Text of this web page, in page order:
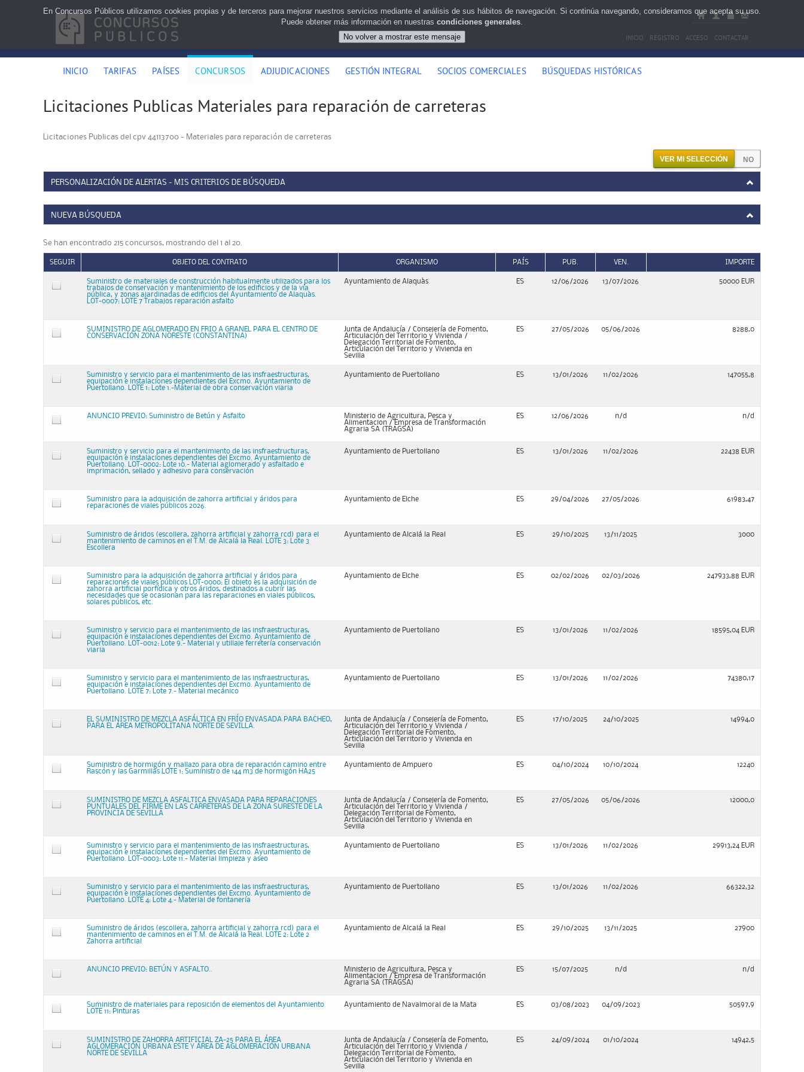
INICIO REGISTRO ACCESO CONTACTAR
INICIO TARIFAS PAÍSES CONCURSOS ADJUDICACIONES GESTIÓN INTEGRAL SOCIOS COMERCIALES BÚSQUEDAS HISTÓRICAS
Licitaciones Publicas Materiales para reparación de carreteras
Licitaciones Publicas del cpv 44113700 - Materiales para reparación de carreteras
VER MI SELECCIÓN
PERSONALIZACIÓN DE ALERTAS - MIS CRITERIOS DE BÚSQUEDA
NUEVA BÚSQUEDA
Se han encontrado 215 concursos, mostrando del 1 al 20.
SEGUIR OBJETO DEL CONTRATO ORGANISMO PAÍS PUB. VEN. IMPORTE
Suministro de materiales de construcción habitualmente utilizados para los
trabajos de conservación y mantenimiento de los edificios y de la vía
pública, y zonas ajardinadas de edificios del Ayuntamiento de Alaquàs.
LOT-0007: LOTE 7 Trabajos reparación asfalto
Ayuntamiento de Alaquàs ES 12/06/2026 13/07/2026 50000 EUR
SUMINISTRO DE AGLOMERADO EN FRIO A GRANEL PARA EL CENTRO DE
CONSERVACIÓN ZONA NORESTE (CONSTANTINA)
Junta de Andalucía / Consejería de Fomento,
Articulación del Territorio y Vivienda /
Delegación Territorial de Fomento,
Articulación del Territorio y Vivienda en
Sevilla
ES 27/05/2026 05/06/2026 8288,0
Suministro y servicio para el mantenimiento de las insfraestructuras,
equipación e instalaciones dependientes del Excmo. Ayuntamiento de
Puertollano. LOTE 1: Lote 1.-Material de obra conservación viaria
Ayuntamiento de Puertollano ES 13/01/2026 11/02/2026 147055,8
ANUNCIO PREVIO: Suministro de Betún y Asfalto
Ministerio de Agricultura, Pesca y
Alimentacion / Empresa de Transformación
Agraria SA (TRAGSA)
ES 12/06/2026 n/d n/d
Suministro y servicio para el mantenimiento de las insfraestructuras,
equipación e instalaciones dependientes del Excmo. Ayuntamiento de
Puertollano. LOT-0002: Lote 10.- Material aglomerado y asfaltado e
imprimación, sellado y adhesivo para conservación
Ayuntamiento de Puertollano ES 13/01/2026 11/02/2026 22438 EUR
Suministro para la adquisición de zahorra artificial y áridos para
reparaciones de viales públicos 2026.
Ayuntamiento de Elche ES 29/04/2026 27/05/2026 61983,47
Suministro de áridos (escollera, zahorra artificial y zahorra rcd) para el
mantenimiento de caminos en el T.M. de Alcalá la Real. LOTE 3: Lote 3
Escollera
Ayuntamiento de Alcalá la Real ES 29/10/2025 13/11/2025 3000
Suministro para la adquisición de zahorra artificial y áridos para
reparaciones de viales públicos LOT-0000: El objeto es la adquisición de
zahorra artificial porfídica y otros áridos, destinados a cubrir las
necesidades que se ocasionan para las reparaciones en viales públicos,
solares públicos, etc.
Ayuntamiento de Elche ES 02/02/2026 02/03/2026 247933,88 EUR
Suministro y servicio para el mantenimiento de las insfraestructuras,
equipación e instalaciones dependientes del Excmo. Ayuntamiento de
Puertollano. LOT-0012: Lote 9.- Material y utillaje ferretería conservación
viaria
Ayuntamiento de Puertollano ES 13/01/2026 11/02/2026 18595,04 EUR
Suministro y servicio para el mantenimiento de las insfraestructuras,
equipación e instalaciones dependientes del Excmo. Ayuntamiento de
Puertollano. LOTE 7: Lote 7.- Material mecánico
Ayuntamiento de Puertollano ES 13/01/2026 11/02/2026 74380,17
EL SUMINISTRO DE MEZCLA ASFÁLTICA EN FRÍO ENVASADA PARA BACHEO,
PARA EL ÁREA METROPOLITANA NORTE DE SEVILLA.
Junta de Andalucía / Consejería de Fomento,
Articulación del Territorio y Vivienda /
Delegación Territorial de Fomento,
Articulación del Territorio y Vivienda en
Sevilla
ES 17/10/2025 24/10/2025 14994,0
Suministro de hormigón y mallazo para obra de reparación camino entre
Rascón y las Garmillas LOTE 1: Suministro de 144 m3 de hormigón HA25
Ayuntamiento de Ampuero ES 04/10/2024 10/10/2024 12240
SUMINISTRO DE MEZCLA ASFALTICA ENVASADA PARA REPARACIONES
PUNTUALES DEL FIRME EN LAS CARRETERAS DE LA ZONA SURESTE DE LA
PROVINCIA DE SEVILLA
Junta de Andalucía / Consejería de Fomento,
Articulación del Territorio y Vivienda /
Delegación Territorial de Fomento,
Articulación del Territorio y Vivienda en
Sevilla
ES 27/05/2026 05/06/2026 12000,0
Suministro y servicio para el mantenimiento de las insfraestructuras,
equipación e instalaciones dependientes del Excmo. Ayuntamiento de
Puertollano. LOT-0003: Lote 11.- Material limpieza y aseo
Ayuntamiento de Puertollano ES 13/01/2026 11/02/2026 29913,24 EUR
Suministro y servicio para el mantenimiento de las insfraestructuras,
equipación e instalaciones dependientes del Excmo. Ayuntamiento de
Puertollano. LOTE 4: Lote 4.- Material de fontanería
Ayuntamiento de Puertollano ES 13/01/2026 11/02/2026 66322,32
Suministro de áridos (escollera, zahorra artificial y zahorra rcd) para el
mantenimiento de caminos en el T.M. de Alcalá la Real. LOTE 2: Lote 2
Zahorra artificial
Ayuntamiento de Alcalá la Real ES 29/10/2025 13/11/2025 27900
ANUNCIO PREVIO: BETÚN Y ASFALTO..
Ministerio de Agricultura, Pesca y
Alimentacion / Empresa de Transformación
Agraria SA (TRAGSA)
ES 15/07/2025 n/d n/d
Suministro de materiales para reposición de elementos del Ayuntamiento
LOTE 11: Pinturas
Ayuntamiento de Navalmoral de la Mata ES 03/08/2023 04/09/2023 50597,9
SUMINISTRO DE ZAHORRA ARTIFICIAL ZA-25 PARA EL ÁREA
AGLOMERACIÓN URBANA ESTE Y ÁREA DE AGLOMERACIÓN URBANA
NORTE DE SEVILLA
Junta de Andalucía / Consejería de Fomento,
Articulación del Territorio y Vivienda /
Delegación Territorial de Fomento,
Articulación del Territorio y Vivienda en
Sevilla
ES 24/09/2024 01/10/2024 14942,5
En Concursos Públicos utilizamos cookies propias y de terceros para mejorar nuestros servicios mediante el análisis de sus hábitos de navegación. Si continúa navegando, consideramos que acepta su uso.
Puede obtener más información en nuestras condiciones generales.